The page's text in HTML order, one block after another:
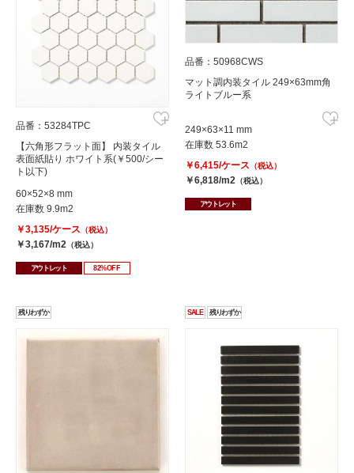
品番：53284TPC
【六角形フラット面】 内装タイル
表面紙貼り ホワイト系(￥500/シー
ト以下)
60×52×8 mm
在庫数 9.9m2
￥3,135/ケース （税込）
￥3,167/m2 （税込）
アウトレット 82%OFF
品番：50968CWS
マット調内装タイル 249×63mm角
ライトブルー系
249×63×11 mm
在庫数 53.6m2
￥6,415/ケース （税込）
￥6,818/m2 （税込）
アウトレット
残りわずか SALE 残りわずか